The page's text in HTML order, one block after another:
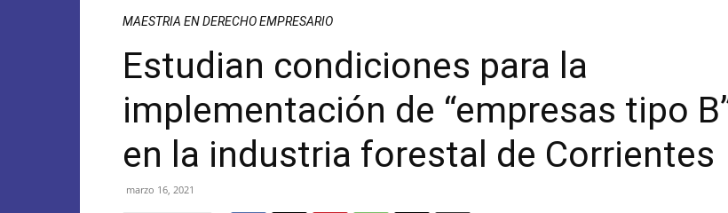
MAESTRIA EN DERECHO EMPRESARIO
Estudian condiciones para la
implementación de “empresas tipo
en la industria forestal de Corrientes
marzo 16, 2021